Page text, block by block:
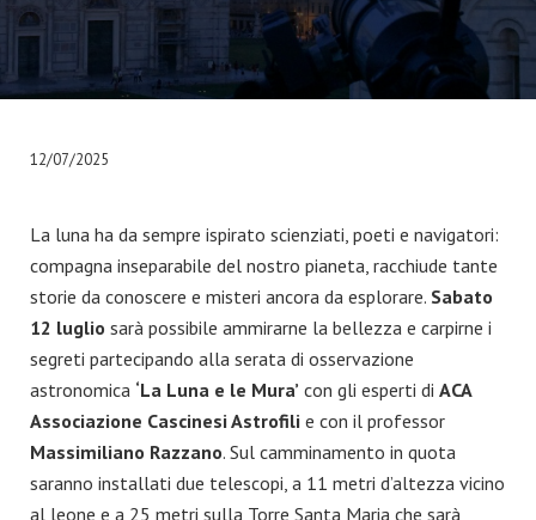
12/07/2025
La luna ha da sempre ispirato scienziati, poeti e navigatori:
compagna inseparabile del nostro pianeta, racchiude tante
storie da conoscere e misteri ancora da esplorare. Sabato
12 luglio sarà possibile ammirarne la bellezza e carpirne i
segreti partecipando alla serata di osservazione
astronomica ‘La Luna e le Mura’ con gli esperti di ACA
Associazione Cascinesi Astrofili e con il professor
Massimiliano Razzano. Sul camminamento in quota
saranno installati due telescopi, a 11 metri d’altezza vicino
al leone e a 25 metri sulla Torre Santa Maria che sarà